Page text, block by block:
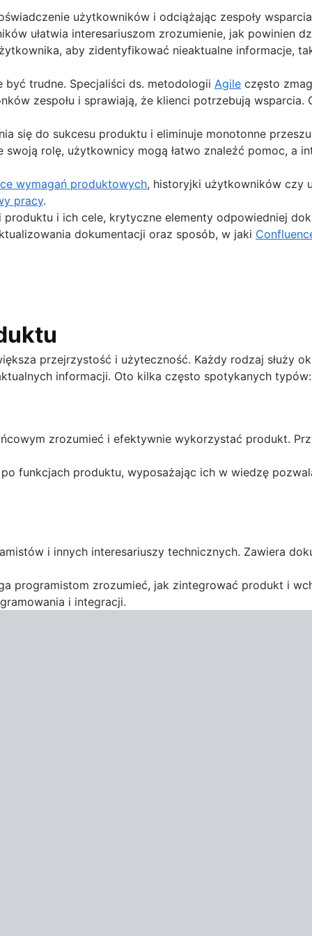
i kluczowe komponenty
diagram, ERD)
[2025]
i przykłady
elementy i kluczowe kroki
praktyki
za pomocą automatyzacji
je zrobić dzięki bazom danych Confluence
Confluence
zaawansowanych
(dostępne wkrótce)
korzyści i przykłady]
się wiedzą
dla Twojego zespołu
użytkowników i odciążając zespoły
ułatwia interesariuszom zrozumienie, jak powinien
aby zidentyfikować nieaktualne informacje,
trudne. Specjaliści ds. metodologii Agile często
zespołu i sprawiają, że klienci potrzebują
się do sukcesu produktu i eliminuje monotonne
rolę, użytkownicy mogą łatwo znaleźć pomoc, a
wymagań produktowych, historyjki użytkowników czy
pracy.
i ich cele, krytyczne elementy odpowiedniej
dokumentacji oraz sposób, w jaki
przejrzystość i użyteczność. Każdy rodzaj służy
informacji. Oto kilka często spotykanych typów:
zrozumieć i efektywnie wykorzystać produkt.
funkcjach produktu, wyposażając ich w wiedzę
i innych interesariuszy technicznych. Zawiera
programistom zrozumieć, jak zintegrować produkt i
i integracji.